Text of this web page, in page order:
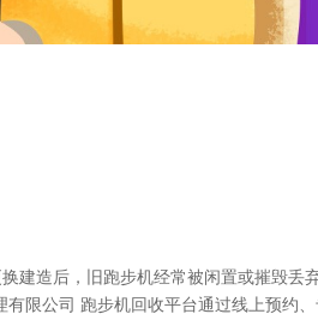
建造后，旧跑步机经常被闲置或摧毁丢
限公司 跑步机回收平台通过线上预约